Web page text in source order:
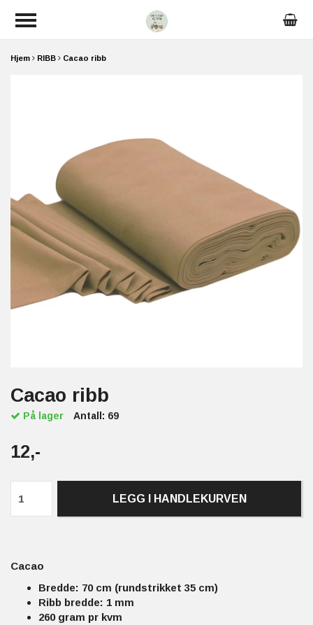
Hjem RIBB Cacao ribb
Cacao ribb
På lager Antall: 69
12,-
LEGG I HANDLEKURVEN
Cacao
Bredde: 70 cm (rundstrikket 35 cm)
Ribb bredde: 1 mm
260 gram pr kvm